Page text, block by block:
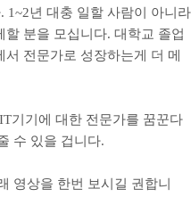
1~2년 대충 일할 사람이 아니라
분을 모십니다. 대학교 졸업
전문가로 성장하는게 더 메
기기에 대한 전문가를 꿈꾼다
수 있을 겁니다.
영상을 한번 보시길 권합니